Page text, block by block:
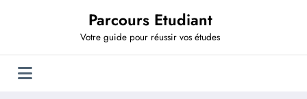
Parcours Etudiant
Votre guide pour réussir vos études